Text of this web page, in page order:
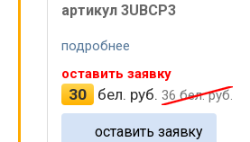
артикул 3UBCP3
подробнее
оставить заявку
30 бел. руб. 36 бел. руб.
оставить заявку
Клавиатуры
Зарядные
Микросхемы
Гравировка